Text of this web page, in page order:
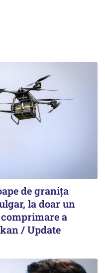
de granița
la doar un
a
/ Update